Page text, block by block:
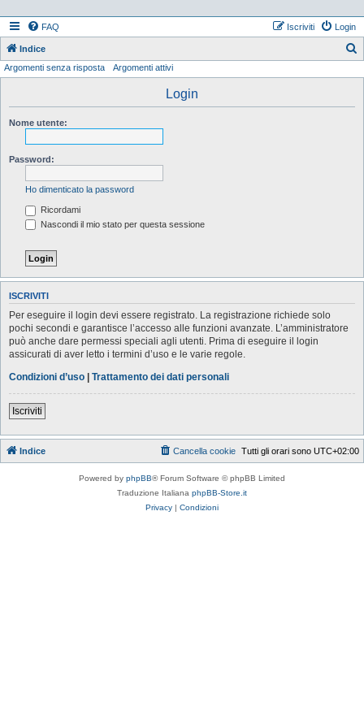
FAQ Login
Iscriviti
Indice
Argomenti senza risposta Argomenti attivi
Login
Nome utente:
Password:
Ho dimenticato la password
Ricordami
Nascondi il mio stato per questa sessione
ISCRIVITI
Per eseguire il login devi essere registrato. La registrazione richiede solo
pochi secondi e garantisce l’accesso alle funzioni avanzate. L’amministratore
può anche dare permessi speciali agli utenti. Prima di eseguire il login
assicurati di aver letto i termini d’uso e le varie regole.
Condizioni d’uso | Trattamento dei dati personali
Iscriviti
Indice Tutti gli orari sono UTC+02:00
Cancella cookie
Powered by phpBB® Forum Software © phpBB Limited
Traduzione Italiana phpBB-Store.it
Privacy | Condizioni